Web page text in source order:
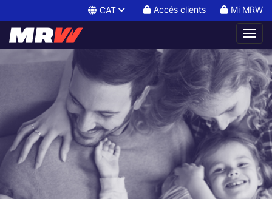
CAT Accés clients Mi MRW